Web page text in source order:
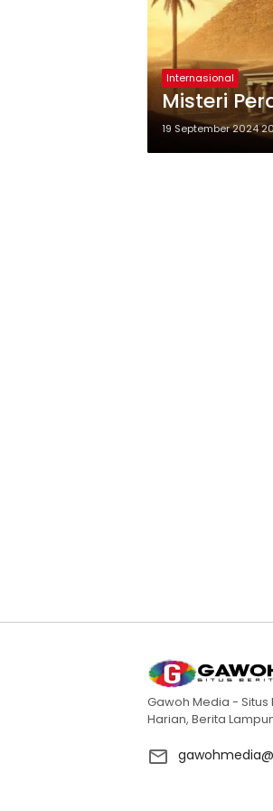
Internasional
Misteri
19 September 2024
Gawoh Media -
Harian, Berita